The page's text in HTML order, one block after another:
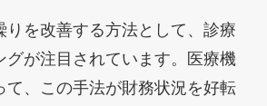
りを改善する方法として、診療
グが注目されています。医療機
て、この手法が財務状況を好転